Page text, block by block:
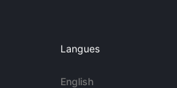
Langues
English